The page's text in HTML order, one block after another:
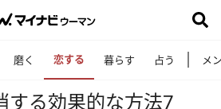
磨く 恋する 暮らす 占う メ
する効果的な方法7